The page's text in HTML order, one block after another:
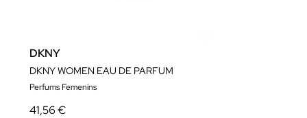
DKNY
DKNY WOMEN EAU DE PARFUM
Perfums Femenins
41,56 €